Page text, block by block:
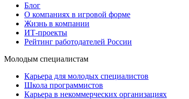
Блог
О компаниях в игровой форме
Жизнь в компании
ИТ-проекты
Рейтинг работодателей России
Молодым специалистам
Карьера для молодых специалистов
Школа программистов
Карьера в некоммерческих организациях